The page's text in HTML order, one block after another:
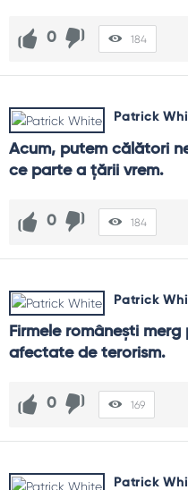
0 184
Patrick
Acum, putem călători
ce parte a ţării vrem.
0 184
Patrick
Firmele româneşti
afectate de terorism.
0 169
Patrick